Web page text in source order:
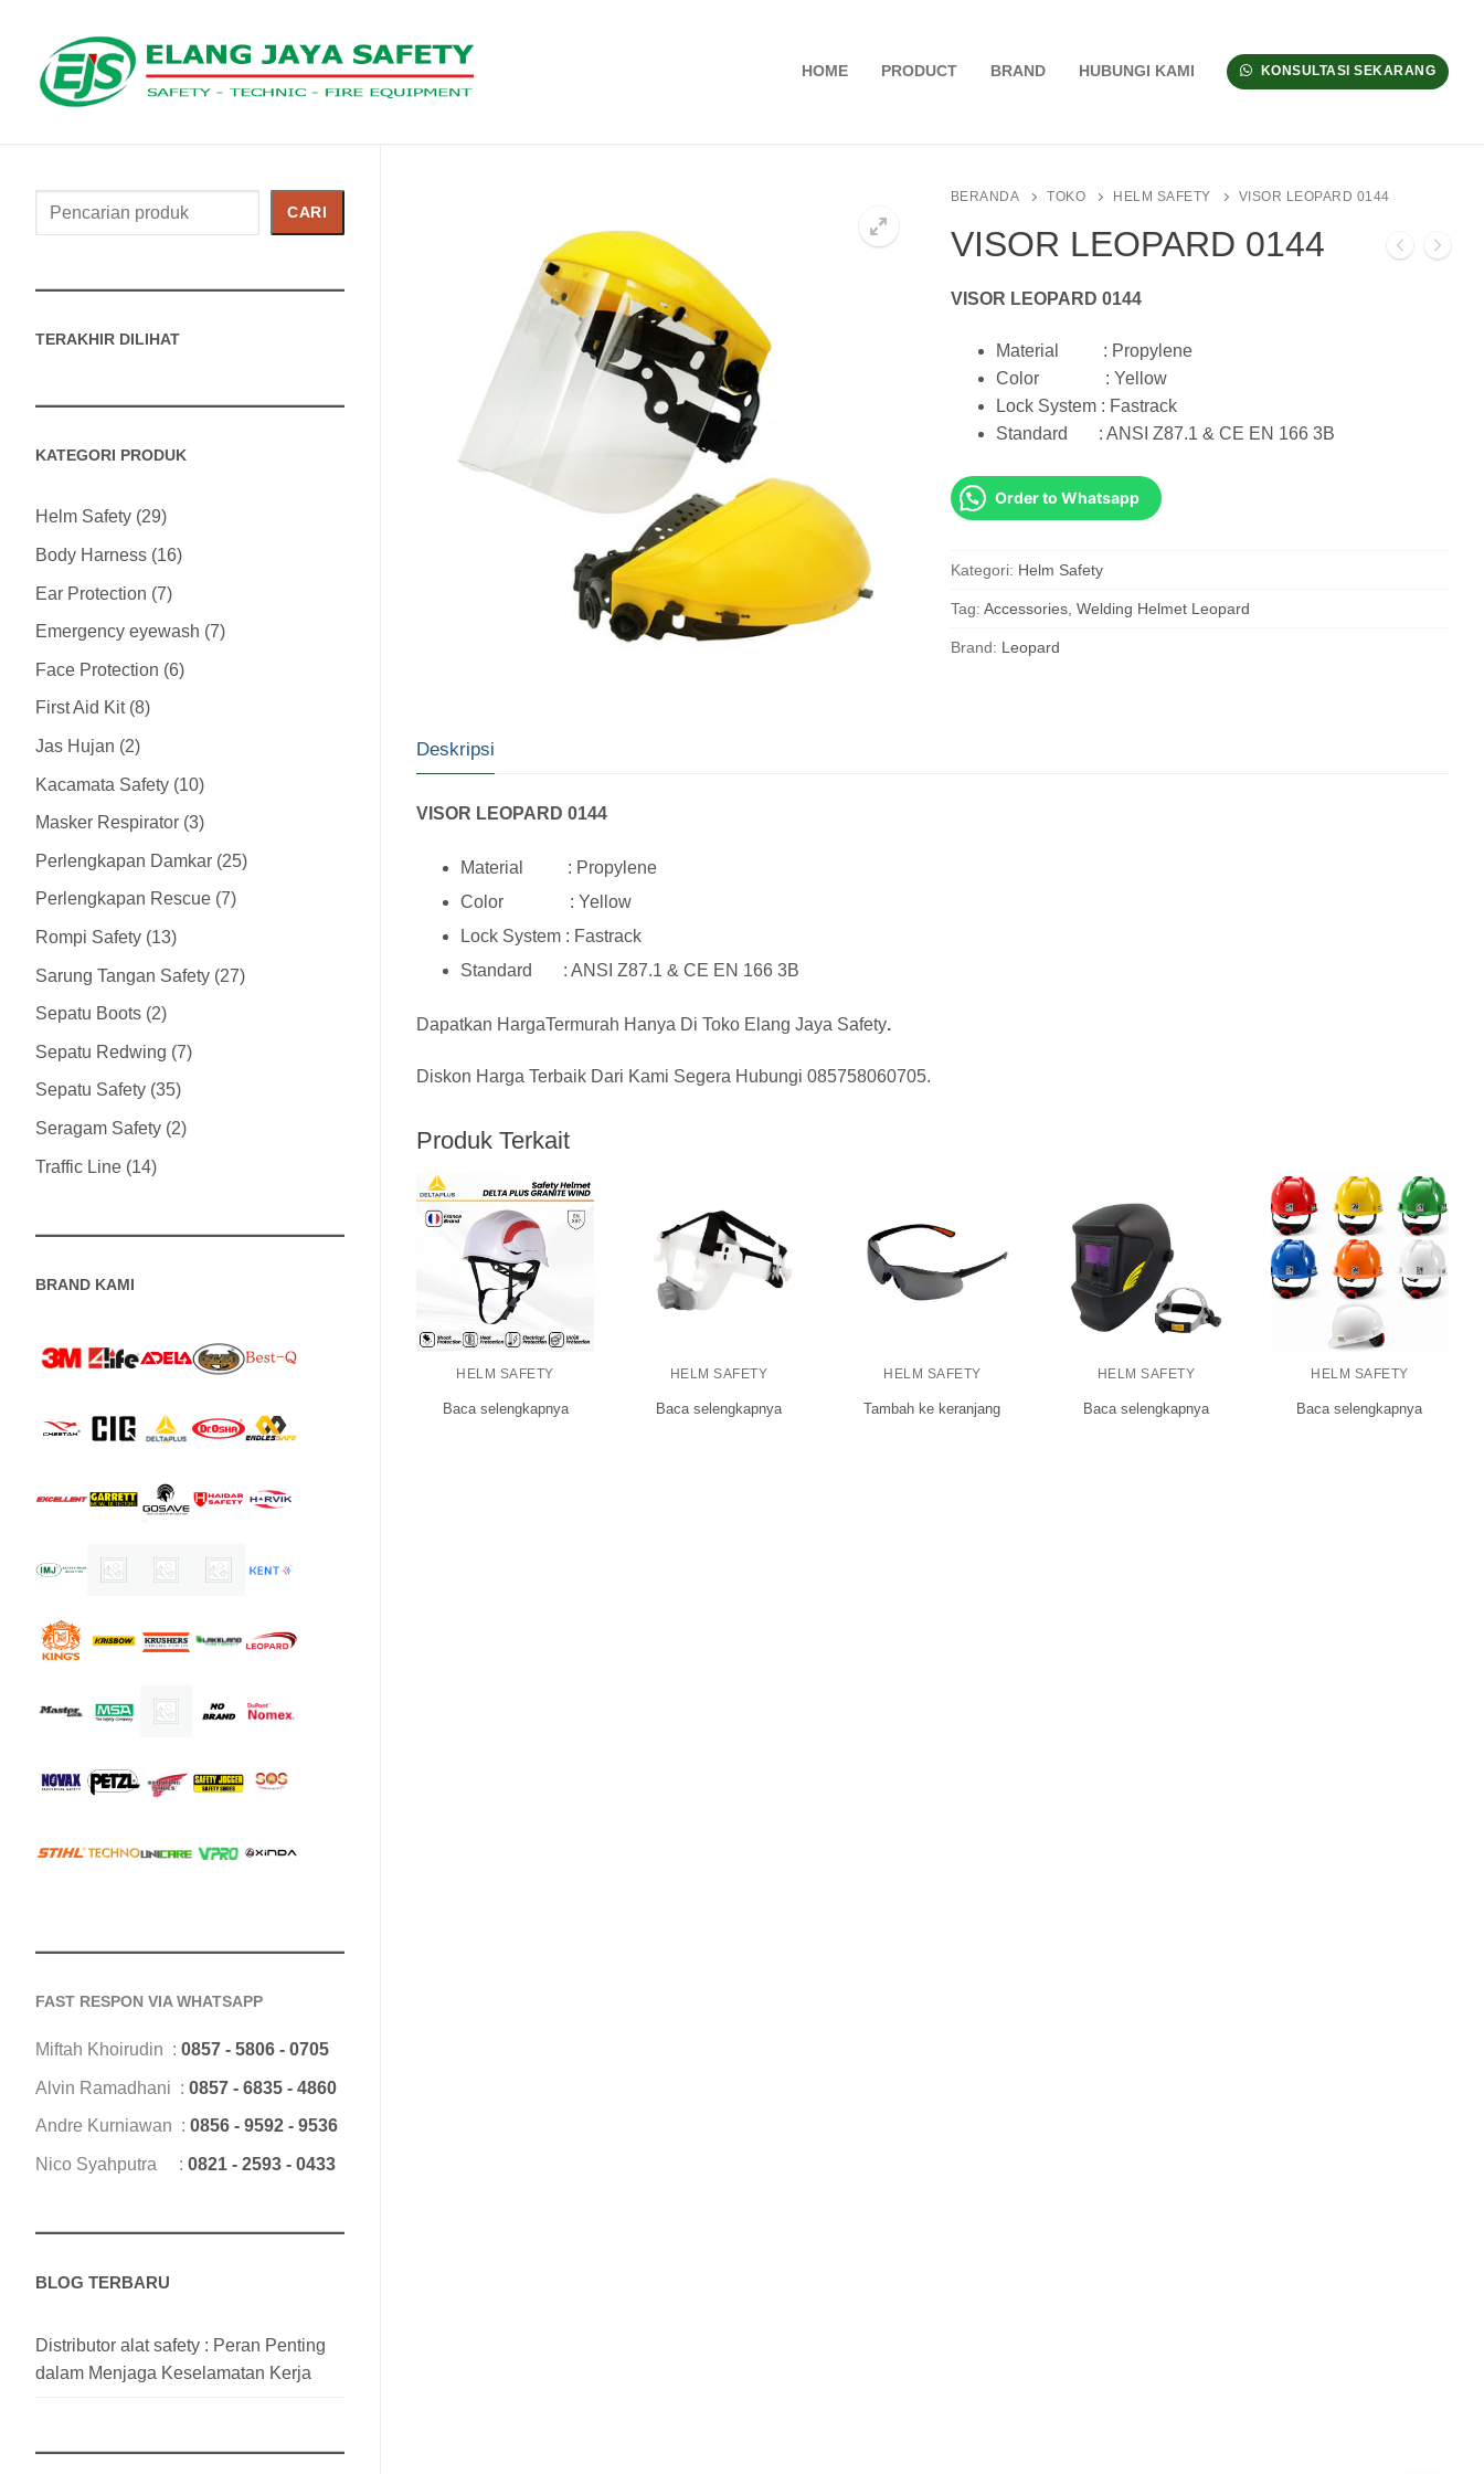
HOME PRODUCT BRAND HUBUNGI KAMI KONSULTASI SEKARANG
BERANDA TOKO HELM SAFETY VISOR LEOPARD 0144
VISOR LEOPARD 0144
VISOR LEOPARD 0144
Material : Propylene
Color : Yellow
Lock System : Fastrack
Standard : ANSI Z87.1 & CE EN 166 3B
Order to Whatsapp
Kategori: Helm Safety
Tag: Accessories, Welding Helmet Leopard
Brand: Leopard
Deskripsi
VISOR LEOPARD 0144
Material : Propylene
Color : Yellow
Lock System : Fastrack
Standard : ANSI Z87.1 & CE EN 166 3B
Dapatkan HargaTermurah Hanya Di Toko Elang Jaya Safety.
Diskon Harga Terbaik Dari Kami Segera Hubungi 085758060705.
Produk Terkait
HELM SAFETY
Baca selengkapnya
HELM SAFETY
Baca selengkapnya
HELM SAFETY
Tambah ke keranjang
HELM SAFETY
Baca selengkapnya
HELM SAFETY
Baca selengkapnya
Cari
Produk
CARI
TERAKHIR DILIHAT
KATEGORI PRODUK
Helm Safety 29
Body Harness 16
Ear Protection 7
Emergency eyewash 7
Face Protection 6
First Aid Kit 8
Jas Hujan 2
Kacamata Safety 10
Masker Respirator 3
Perlengkapan Damkar 25
Perlengkapan Rescue 7
Rompi Safety 13
Sarung Tangan Safety 27
Sepatu Boots 2
Sepatu Redwing 7
Sepatu Safety 35
Seragam Safety 2
Traffic Line 14
BRAND KAMI
FAST RESPON VIA WHATSAPP
Miftah Khoirudin : 0857 - 5806 - 0705
Alvin Ramadhani : 0857 - 6835 - 4860
Andre Kurniawan : 0856 - 9592 - 9536
Nico Syahputra : 0821 - 2593 - 0433
BLOG TERBARU
Distributor alat safety : Peran Penting
dalam Menjaga Keselamatan Kerja